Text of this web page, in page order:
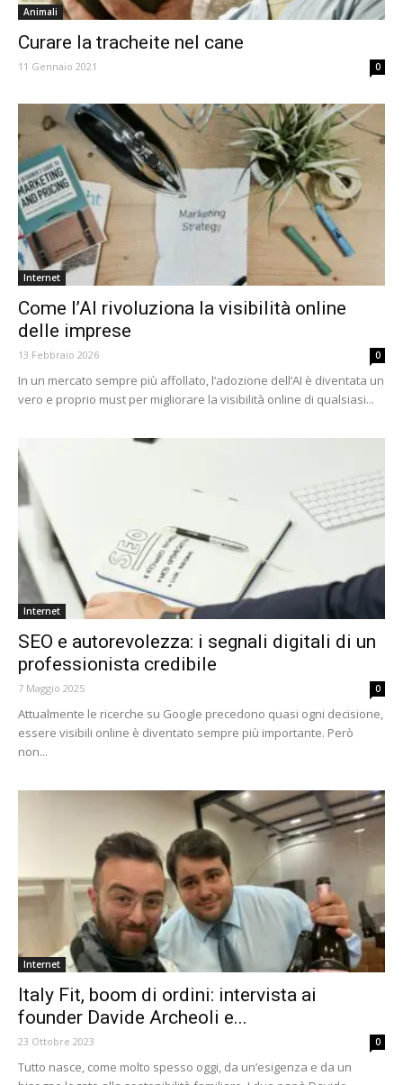
Animali
Curare la tracheite nel cane
11 Gennaio 2021 0
Internet
Come l’AI rivoluziona la visibilità online
delle imprese
13 Febbraio 2026 0
In un mercato sempre più affollato, l’adozione dell’AI è diventata un
vero e proprio must per migliorare la visibilità online di qualsiasi...
Internet
SEO e autorevolezza: i segnali digitali di un
professionista credibile
7 Maggio 2025 0
Attualmente le ricerche su Google precedono quasi ogni decisione,
essere visibili online è diventato sempre più importante. Però
non...
Internet
Italy Fit, boom di ordini: intervista ai
founder Davide Archeoli e...
23 Ottobre 2023 0
Tutto nasce, come molto spesso oggi, da un’esigenza e da un